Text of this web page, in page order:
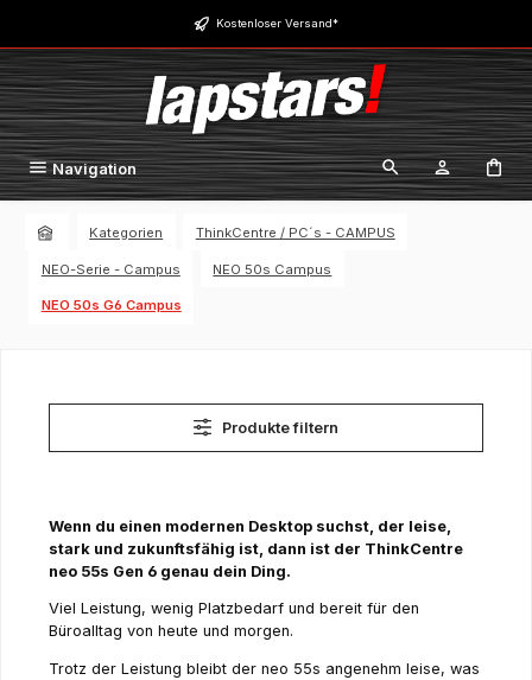
Zum Hauptinhalt springen Kostenloser Versand*
Navigation
Kategorien ThinkCentre / PC´s - CAMPUS
NEO-Serie - Campus NEO 50s Campus
NEO 50s G6 Campus
Produkte filtern
Wenn du einen modernen Desktop suchst, der leise,
stark und zukunftsfähig ist, dann ist der ThinkCentre
neo 55s Gen 6 genau dein Ding.
Viel Leistung, wenig Platzbedarf und bereit für den
Büroalltag von heute und morgen.
Trotz der Leistung bleibt der neo 55s angenehm leise, was